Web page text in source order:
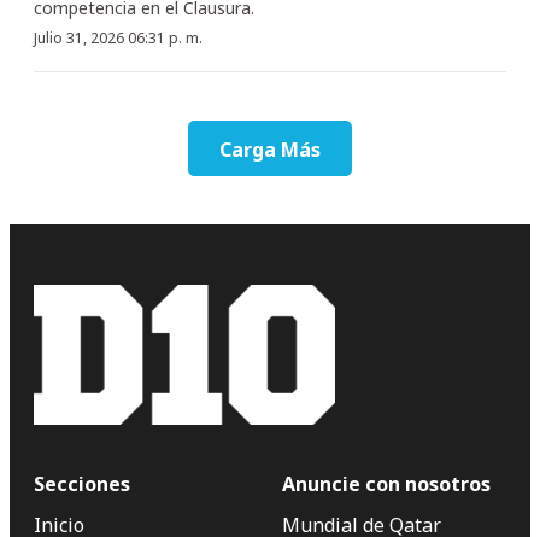
competencia en el Clausura.
Julio 31, 2026 06:31 p. m.
Carga Más
Secciones
Inicio
Anuncie con nosotros
Mundial de Qatar